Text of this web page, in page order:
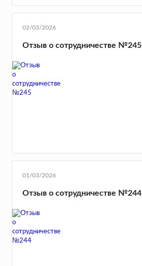
02/03/2026
Отзыв о сотрудничестве №245
01/03/2026
Отзыв о сотрудничестве №244